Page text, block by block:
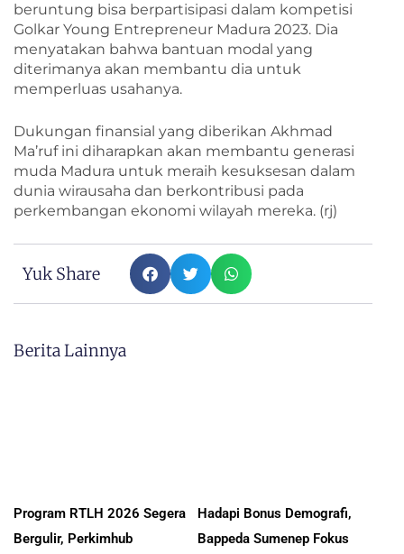
beruntung bisa berpartisipasi dalam kompetisi
Golkar Young Entrepreneur Madura 2023. Dia
menyatakan bahwa bantuan modal yang
diterimanya akan membantu dia untuk
memperluas usahanya.
Dukungan finansial yang diberikan Akhmad
Ma’ruf ini diharapkan akan membantu generasi
muda Madura untuk meraih kesuksesan dalam
dunia wirausaha dan berkontribusi pada
perkembangan ekonomi wilayah mereka. (rj)
Yuk Share
Berita Lainnya
Program RTLH 2026 Segera
Bergulir, Perkimhub
Hadapi Bonus Demografi,
Bappeda Sumenep Fokus